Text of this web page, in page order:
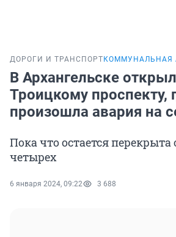
ДОРОГИ И ТРАНСПОРТ КОММУНАЛЬНАЯ
В Архангельске
Троицкому проспекту,
произошла авария на
Пока что остается перекрыта
четырех
6 января 2024, 09:22 3 688